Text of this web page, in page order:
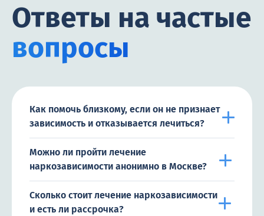
Ответы на частые
вопросы
Как помочь близкому, если он не признает
зависимость и отказывается лечиться?
Можно ли пройти лечение
наркозависимости анонимно в Москве?
Сколько стоит лечение наркозависимости
и есть ли рассрочка?